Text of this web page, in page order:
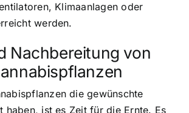
Klimaanlagen oder
werden.
Nachbereitung von
die gewünschte
haben, ist es Zeit für die Ernte. Es